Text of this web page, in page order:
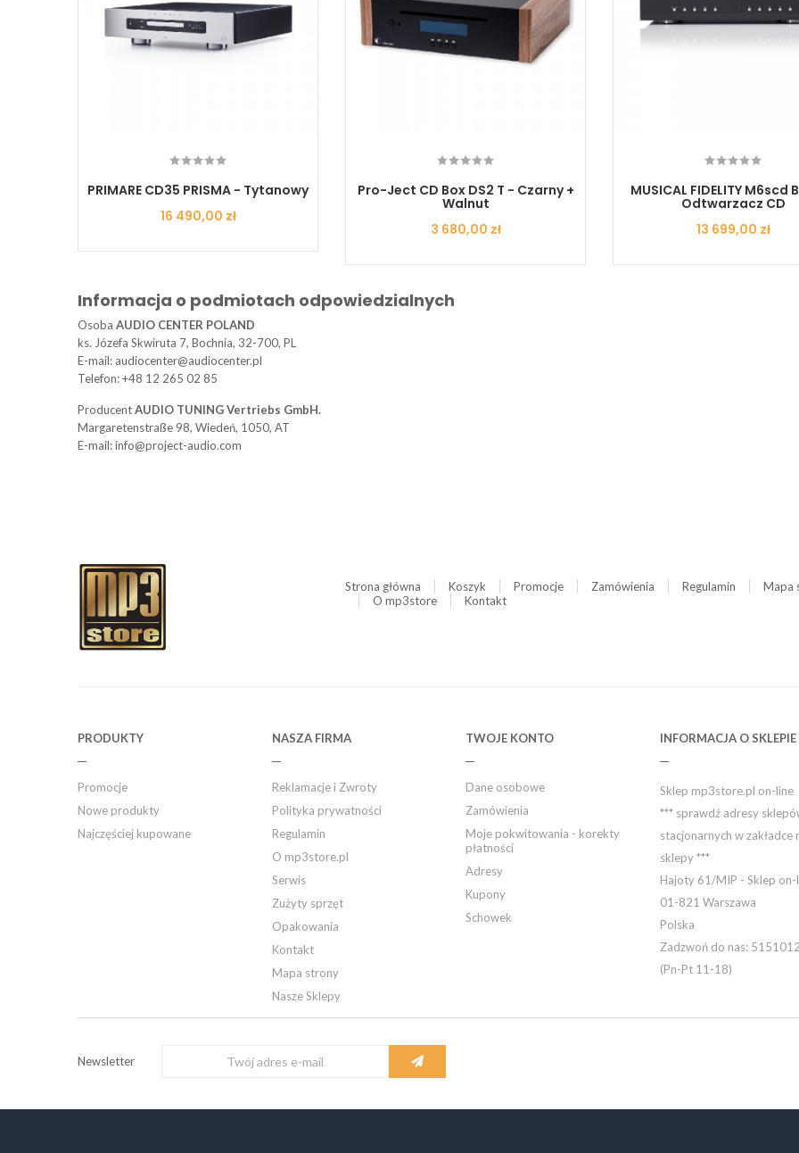
PRIMARE CD35 PRISMA - Tytanowy
Cena
16 490,00 zł
Pro-Ject CD Box DS2 T - Czarny +
Walnut
Cena
3 680,00 zł
MUSICAL FIDELITY M6scd
Odtwarzacz CD
Cena
13 699,00 zł
Informacja o podmiotach odpowiedzialnych
Osoba AUDIO CENTER POLAND
ks. Józefa Skwiruta 7, Bochnia, 32-700, PL
E-mail: audiocenter@audiocenter.pl
Telefon: +48 12 265 02 85
ProducentAUDIO TUNING Vertriebs GmbH.
Margaretenstraße 98, Wiedeń, 1050, AT
E-mail: info@project-audio.com
Strona główna Koszyk Promocje Zamówienia Regulamin Mapa
O mp3store
Kontakt
PRODUKTY
Promocje
Nowe produkty
Najczęściej kupowane
NASZA FIRMA
Reklamacje i Zwroty
Polityka prywatności
Regulamin
O mp3store.pl
Serwis
Zużyty sprzęt
Opakowania
Kontakt
Mapa strony
Nasze Sklepy
TWOJE KONTO
Dane osobowe
Zamówienia
Moje pokwitowania - korekty
płatności
Adresy
Kupony
Schowek
INFORMACJA O SKLEPIE
Sklep mp3store.pl on-line
*** sprawdź adresy
stacjonarnych w zakładce
sklepy ***
Hajoty 61/MIP - Sklep on-
01-821 Warszawa
Polska
Zadzwoń do nas:
(Pn-Pt 11-18)
Newsletter